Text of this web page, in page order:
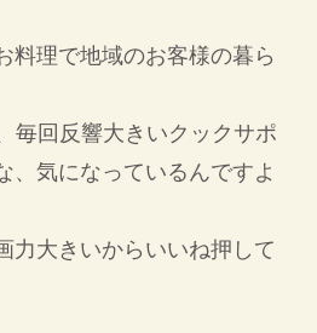
料理で地域のお客様の暮ら
毎回反響大きいクックサポ
、気になっているんですよ
力大きいからいいね押して